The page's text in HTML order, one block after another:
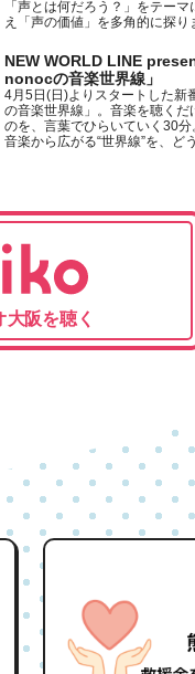
「声とは何だろう？」をテー
え「声の価値」を多角的に探り
NEW WORLD LINE
nonocの音楽世界線」
4月5日(日)よりスタートした新
の音楽世界線」。音楽を聴くだ
のを、言葉でひらいていく30分
音楽から広がる“世界線”を、ど
言語での配信をスタート！
日本初*・公式マスコットキャ
放送を20分に！
防災ラジオステーション
年3回、防災スペシャルを放送
阪を聴く